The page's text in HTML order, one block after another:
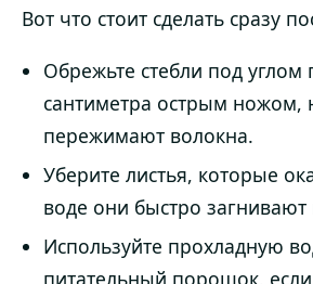
Вот что стоит сделать сразу
Обрежьте стебли под
сантиметра острым
пережимают волокна.
Уберите листья, которые
воде они быстро загнивают
Используйте прохладную
питательный порошок,